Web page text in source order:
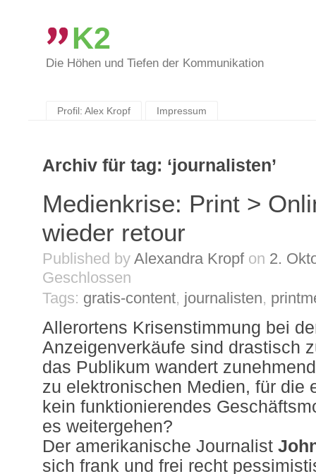
K2
Die Höhen und Tiefen der Kommunikation
Profil: Alex Kropf
Impressum
Archiv für tag: ‘journalisten’
Medienkrise: Print >
wieder retour
Published by Alexandra Kropf on 2.
Geschlossen
Tags: gratis-content, journalisten,
Allerortens Krisenstimmung bei
Anzeigenverkäufe sind drastisch
das Publikum wandert
zu elektronischen Medien, für die
kein funktionierendes
es weitergehen?
Der amerikanische Journalist
sich frank und frei recht